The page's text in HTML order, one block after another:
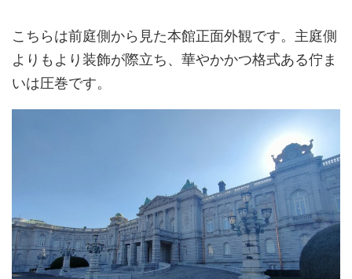
こちらは前庭側から見た本館正面外観です。主庭側
よりもより装飾が際立ち、華やかかつ格式ある佇ま
いは圧巻です。